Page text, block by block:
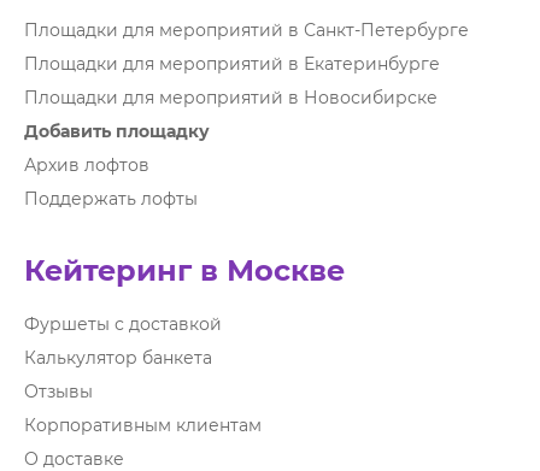
Площадки для мероприятий в Санкт-Петербурге
Площадки для мероприятий в Екатеринбурге
Площадки для мероприятий в Новосибирске
Добавить площадку
Архив лофтов
Поддержать лофты
Кейтеринг в Москве
Фуршеты с доставкой
Калькулятор банкета
Отзывы
Корпоративным клиентам
О доставке